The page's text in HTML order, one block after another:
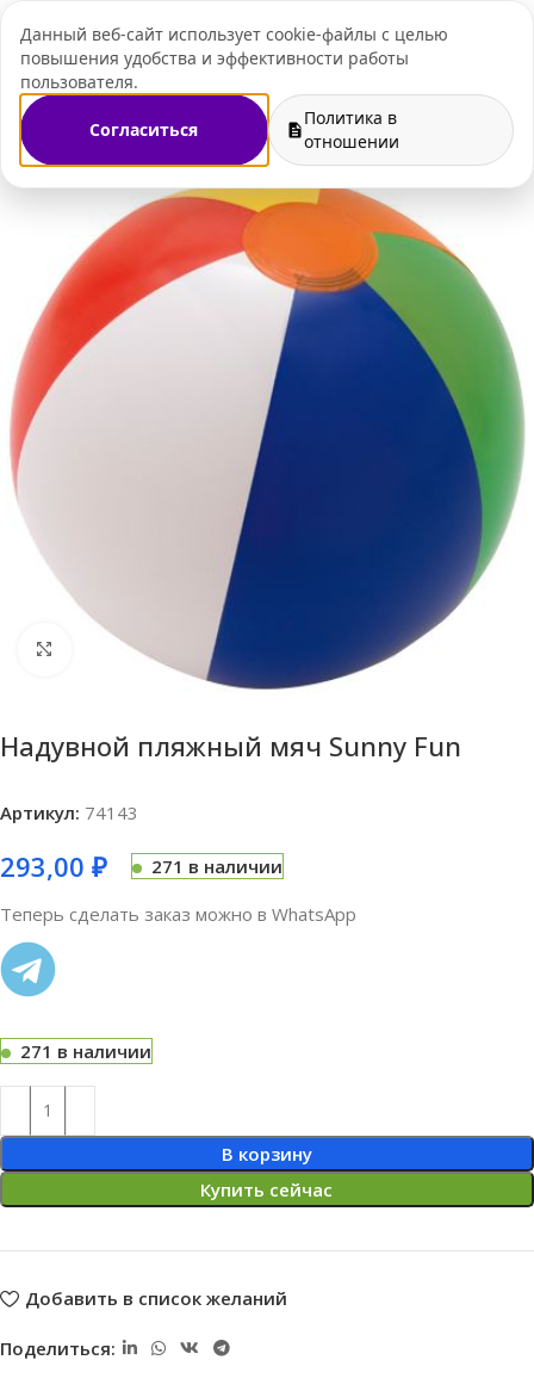
Данный веб-сайт использует cookie-файлы с целью
повышения удобства и эффективности работы
пользователя.
Согласиться
Политика в
отношении
+7 (495) 109-07-
Спортивные товары с логотипом Мячи с логотипом
Нажмите, чтобы увеличить
Надувной пляжный мяч Sunny Fun
Артикул: 74143
293,00 ₽
271 в наличии
Теперь сделать заказ можно в WhatsApp
271 в наличии
В корзину
Купить сейчас
Добавить в список желаний
Поделиться: